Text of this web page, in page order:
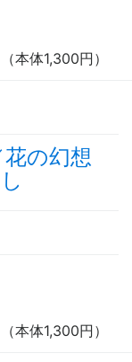
本体1,300円）
の幻想
本体1,300円）